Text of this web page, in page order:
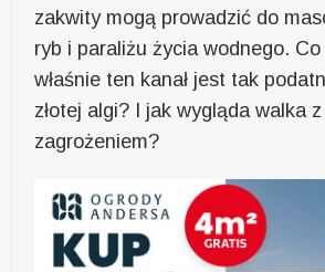
zakwity mogą prowadzić do
ryb i paraliżu życia wodnego.
właśnie ten kanał jest tak
złotej algi? I jak wygląda walka
zagrożeniem?